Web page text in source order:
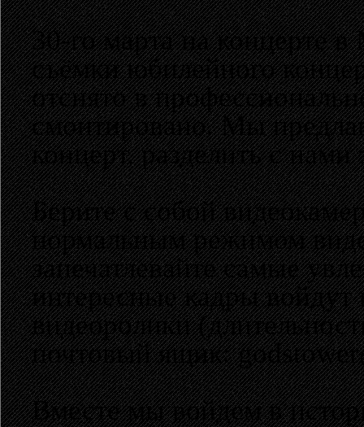
30-го марта на концерте
съёмки юбилейного
отснято в
смонтировано. Мы
концерт, разделить с нами
Берите с собой
нормальным режимом
запечатлевайте самые
интересные кадры
видеоролики
почтовый ящик:
Вместе мы войдем в